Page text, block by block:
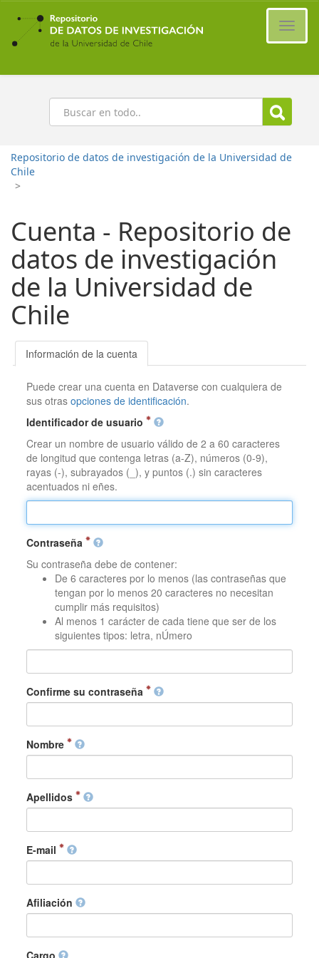
Ir
contenido
principal
Buscar
Repositorio de datos de investigación de la Universidad de
Chile
>
Cuenta - Repositorio de
datos de investigación
de la Universidad de
Chile
Información de la cuenta
Puede crear una cuenta en Dataverse con cualquiera de
sus otrasopciones de identificación.
Identificador de usuario
Crear un nombre de usuario válido de 2 a 60 caracteres
de longitud que contenga letras (a-Z), números (0-9),
rayas (-), subrayados (_), y puntos (.) sin caracteres
acentuados ni eñes.
Contraseña
Su contraseña debe de contener:
De 6 caracteres por lo menos (las contraseñas que
tengan por lo menos 20 caracteres no necesitan
cumplir más requisitos)
Al menos 1 carácter de cada tiene que ser de los
siguientes tipos: letra, nÚmero
Confirme su contraseña
Nombre
Apellidos
E-mail
Afiliación
Cargo